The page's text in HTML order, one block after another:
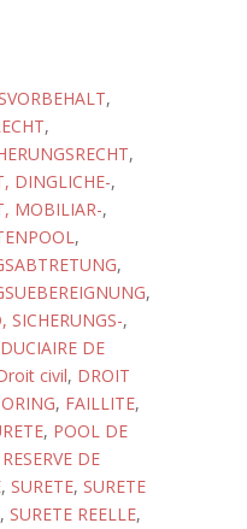
,
,
,
DINGLICHE-,
MOBILIAR-,
,
,
,
SICHERUNGS-,
DE
civil, DROIT
, FAILLITE,
, POOL DE
RESERVE DE
, SURETE, SURETE
, SURETE REELLE,